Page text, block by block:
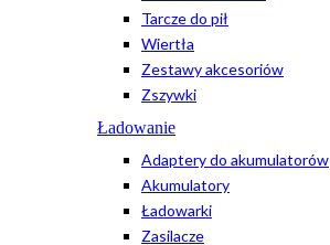
Tarcze do pił
Wiertła
Zestawy akcesoriów
Zszywki
Ładowanie
Adaptery do akumulatorów
Akumulatory
Ładowarki
Zasilacze